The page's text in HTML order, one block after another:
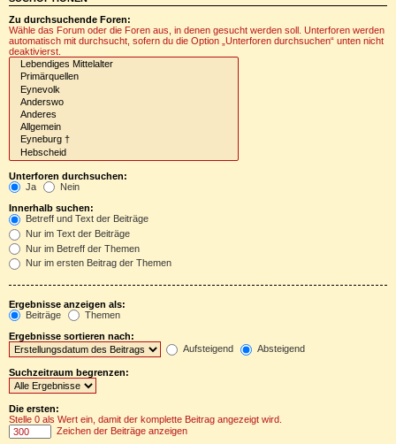
Zu durchsuchende Foren:
Wähle das Forum oder die Foren aus, in denen gesucht werden soll. Unterforen werden
automatisch mit durchsucht, sofern du die Option „Unterforen durchsuchen“ unten nicht
deaktivierst.
Unterforen durchsuchen:
Ja
Nein
Innerhalb suchen:
Betreff und Text der Beiträge
Nur im Text der Beiträge
Nur im Betreff der Themen
Nur im ersten Beitrag der Themen
Ergebnisse anzeigen als:
Beiträge
Themen
Ergebnisse sortieren nach:
Aufsteigend
Absteigend
Suchzeitraum begrenzen:
Die ersten:
Stelle 0 als Wert ein, damit der komplette Beitrag angezeigt wird.
Zeichen der Beiträge anzeigen